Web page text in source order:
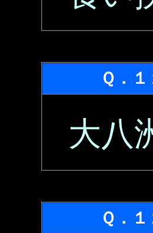
Ｑ．１
大八
Ｑ．１